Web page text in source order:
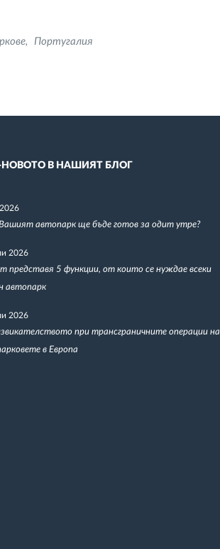
Португалия
НОВОТО В НАШИЯТ БЛОГ
автопарк ще бъде готов за одит утре?
2026
представя 5 функции, от които се нуждае всеки
автопарк
2026
при трансграничните операции на
в Европа